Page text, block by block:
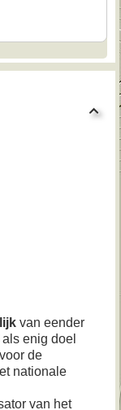

van eender
enig doel
de
nationale
van het